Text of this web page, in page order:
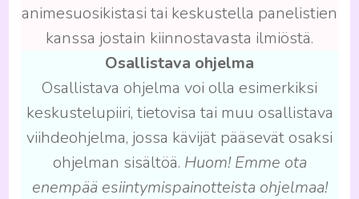
animesuosikistasi tai keskustella panelistien
kanssa jostain kiinnostavasta ilmiöstä.
Osallistava ohjelma
Osallistava ohjelma voi olla esimerkiksi
keskustelupiiri, tietovisa tai muu osallistava
viihdeohjelma, jossa kävijät pääsevät osaksi
ohjelman sisältöä. Huom! Emme ota
enempää esiintymispainotteista ohjelmaa!